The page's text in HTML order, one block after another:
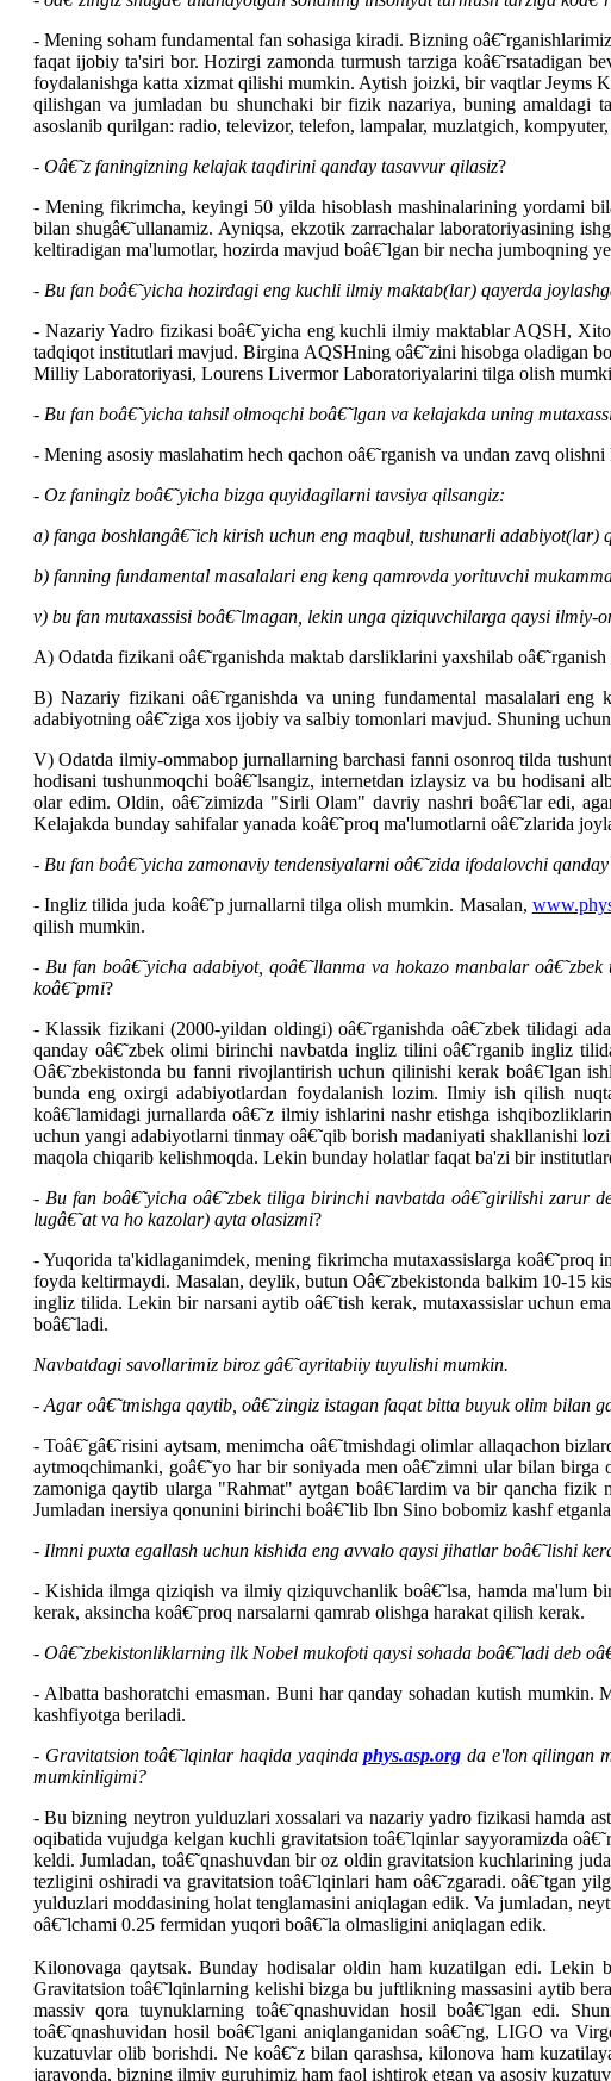
- Mening soham fundamental fan sohasiga kiradi. Bizning
faqat ijobiy ta'siri bor. Hozirgi zamonda turmush tarziga koâ€˜rsatadigan
foydalanishga katta xizmat qilishi mumkin. Aytish joizki, bir vaqtlar Jeyms
qilishgan va jumladan bu shunchaki bir fizik nazariya, buning amaldagi
asoslanib qurilgan: radio, televizor, telefon, lampalar, muzlatgich,
- Oâ€˜z faningizning kelajak taqdirini qanday tasavvur qilasiz?
- Mening fikrimcha, keyingi 50 yilda hisoblash mashinalarining yordami
bilan shugâ€˜ullanamiz. Ayniqsa, ekzotik zarrachalar laboratoriyasining
keltiradigan ma'lumotlar, hozirda mavjud boâ€˜lgan bir necha jumboqning
- Bu fan boâ€˜yicha hozirdagi eng kuchli ilmiy maktab(lar) qayerda
- Nazariy Yadro fizikasi boâ€˜yicha eng kuchli ilmiy maktablar AQSH,
tadqiqot institutlari mavjud. Birgina AQSHning oâ€˜zini hisobga oladigan
Milliy Laboratoriyasi, Lourens Livermor Laboratoriyalarini tilga olish
- Bu fan boâ€˜yicha tahsil olmoqchi boâ€˜lgan va kelajakda uning
- Mening asosiy maslahatim hech qachon oâ€˜rganish va undan zavq
- Oz faningiz boâ€˜yicha bizga quyidagilarni tavsiya qilsangiz:
a) fanga boshlangâ€˜ich kirish uchun eng maqbul, tushunarli adabiyot(lar)
b) fanning fundamental masalalari eng keng qamrovda yorituvchi
v) bu fan mutaxassisi boâ€˜lmagan, lekin unga qiziquvchilarga qaysi
A) Odatda fizikani oâ€˜rganishda maktab darsliklarini yaxshilab
B) Nazariy fizikani oâ€˜rganishda va uning fundamental masalalari
adabiyotning oâ€˜ziga xos ijobiy va salbiy tomonlari mavjud. Shuning
V) Odatda ilmiy-ommabop jurnallarning barchasi fanni osonroq tilda
hodisani tushunmoqchi boâ€˜lsangiz, internetdan izlaysiz va bu hodisani
olar edim. Oldin, oâ€˜zimizda "Sirli Olam" davriy nashri boâ€˜lar edi,
Kelajakda bunday sahifalar yanada koâ€˜proq ma'lumotlarni oâ€˜zlarida
- Bu fan boâ€˜yicha zamonaviy tendensiyalarni oâ€˜zida ifodalovchi
- Ingliz tilida juda koâ€˜p jurnallarni tilga olish mumkin. Masalan,
qilish mumkin.
- Bu fan boâ€˜yicha adabiyot, qoâ€˜llanma va hokazo manbalar
koâ€˜pmi?
- Klassik fizikani (2000-yildan oldingi) oâ€˜rganishda oâ€˜zbek tilidagi
qanday oâ€˜zbek olimi birinchi navbatda ingliz tilini oâ€˜rganib ingliz
Oâ€˜zbekistonda bu fanni rivojlantirish uchun qilinishi kerak boâ€˜lgan
bunda eng oxirgi adabiyotlardan foydalanish lozim. Ilmiy ish qilish
koâ€˜lamidagi jurnallarda oâ€˜z ilmiy ishlarini nashr etishga
uchun yangi adabiyotlarni tinmay oâ€˜qib borish madaniyati shakllanishi
maqola chiqarib kelishmoqda. Lekin bunday holatlar faqat ba'zi bir
- Bu fan boâ€˜yicha oâ€˜zbek tiliga birinchi navbatda oâ€˜girilishi zarur
lugâ€˜at va ho kazolar) ayta olasizmi?
- Yuqorida ta'kidlaganimdek, mening fikrimcha mutaxassislarga
foyda keltirmaydi. Masalan, deylik, butun Oâ€˜zbekistonda balkim 10-15
ingliz tilida. Lekin bir narsani aytib oâ€˜tish kerak, mutaxassislar uchun
boâ€˜ladi.
Navbatdagi savollarimiz biroz gâ€˜ayritabiiy tuyulishi mumkin.
- Agar oâ€˜tmishga qaytib, oâ€˜zingiz istagan faqat bitta buyuk olim bilan
- Toâ€˜gâ€˜risini aytsam, menimcha oâ€˜tmishdagi olimlar allaqachon
aytmoqchimanki, goâ€˜yo har bir soniyada men oâ€˜zimni ular bilan
zamoniga qaytib ularga "Rahmat" aytgan boâ€˜lardim va bir qancha
Jumladan inersiya qonunini birinchi boâ€˜lib Ibn Sino bobomiz kashf
- Ilmni puxta egallash uchun kishida eng avvalo qaysi jihatlar boâ€˜lishi
- Kishida ilmga qiziqish va ilmiy qiziquvchanlik boâ€˜lsa, hamda ma'lum
kerak, aksincha koâ€˜proq narsalarni qamrab olishga harakat qilish kerak.
- Oâ€˜zbekistonliklarning ilk Nobel mukofoti qaysi sohada boâ€˜ladi deb
- Albatta bashoratchi emasman. Buni har qanday sohadan kutish
kashfiyotga beriladi.
- Gravitatsion toâ€˜lqinlar haqida yaqindaphys.asp.org da e'lon qilingan
mumkinligimi?
-Bu bizning neytron yulduzlari xossalari va nazariy yadro fizikasi hamda
oqibatida vujudga kelgan kuchli gravitatsion toâ€˜lqinlar sayyoramizda
keldi. Jumladan, toâ€˜qnashuvdan bir oz oldin gravitatsion kuchlarining
tezligini oshiradi va gravitatsion toâ€˜lqinlari ham oâ€˜zgaradi. oâ€˜tgan
yulduzlari moddasining holat tenglamasini aniqlagan edik. Va jumladan,
oâ€˜lchami 0.25 fermidan yuqori boâ€˜la olmasligini aniqlagan edik.
Kilonovaga qaytsak. Bunday hodisalar oldin ham kuzatilgan edi. Lekin
Gravitatsion toâ€˜lqinlarning kelishi bizga bu juftlikning massasini aytib
massiv qora tuynuklarning toâ€˜qnashuvidan hosil boâ€˜lgan edi.
toâ€˜qnashuvidan hosil boâ€˜lgani aniqlanganidan soâ€˜ng, LIGO va
kuzatuvlar olib borishdi. Ne koâ€˜z bilan qarashsa, kilonova ham
jarayonda, bizning ilmiy guruhimiz ham faol ishtirok etgan va asosiy